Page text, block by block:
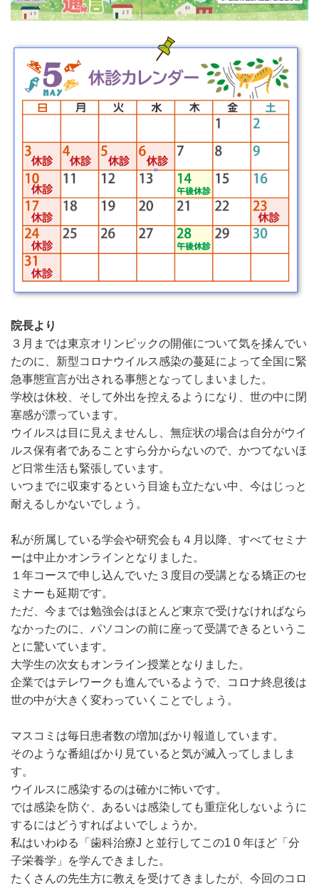
院長より
３月までは東京オリンピックの開催について気を揉んでい
たのに、新型コロナウイルス感染の蔓延によって全国に緊
急事態宣言が出される事態となってしまいました。
学校は休校、そして外出を控えるようになり、世の中に閉
塞感が漂っています。
ウイルスは目に見えませんし、無症状の場合は自分がウイ
ルス保有者であることすら分からないので、かつてないほ
ど日常生活も緊張しています。
いつまでに収束するという目途も立たない中、今はじっと
耐えるしかないでしょう。
私が所属している学会や研究会も４月以降、すべてセミナ
ーは中止かオンラインとなりました。
１年コースで申し込んでいた３度目の受講となる矯正のセ
ミナーも延期です。
ただ、今までは勉強会はほとんど東京で受けなければなら
なかったのに、パソコンの前に座って受講できるというこ
とに驚いています。
大学生の次女もオンライン授業となりました。
企業ではテレワークも進んでいるようで、コロナ終息後は
世の中が大きく変わっていくことでしょう。
マスコミは毎日患者数の増加ばかり報道しています。
そのような番組ばかり見ていると気が滅入ってしましま
す。
ウイルスに感染するのは確かに怖いです。
では感染を防ぐ、あるいは感染しても重症化しないように
するにはどうすればよいでしょうか。
私はいわゆる「歯科治療J と並行してこの1 0 年ほど「分
子栄養学」を学んできました。
たくさんの先生方に教えを受けてきましたが、今回のコロ